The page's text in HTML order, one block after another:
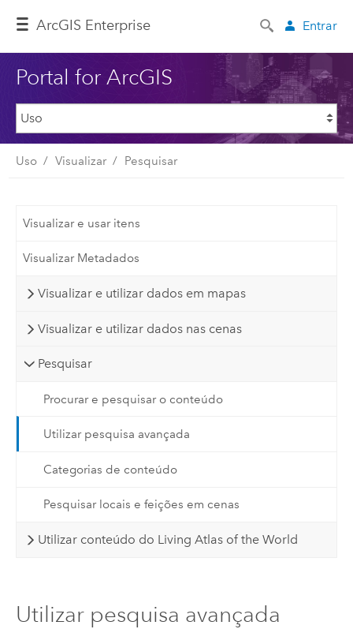
ArcGIS Enterprise Entrar
Portal for ArcGIS
Uso Visualizar Pesquisar
Visualizar e usar itens
Visualizar Metadados
Visualizar e utilizar dados em mapas
Visualizar e utilizar dados nas cenas
Pesquisar
Procurar e pesquisar o conteúdo
Utilizar pesquisa avançada
Categorias de conteúdo
Pesquisar locais e feições em cenas
Utilizar conteúdo do Living Atlas of the World
Utilizar pesquisa avançada